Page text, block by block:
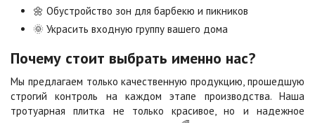
Цена по запросу Цена по запросу
Стоун
Цена по запросу
Хаски
Цена по запросу
🌼 Обустройство зон для барбекю и пикников
🌞 Украсить входную группу вашего дома
Почему стоит выбрать именно нас?
Мы предлагаем только качественную продукцию, прошедшую
строгий контроль на каждом этапе производства. Наша
тротуарная плитка не только красивое, но и надежное